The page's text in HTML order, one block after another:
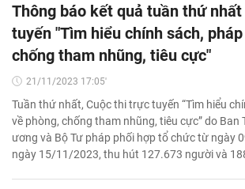
Thông báo kết quả tuần thứ
tuyến "Tìm hiểu chính sách,
chống tham nhũng, tiêu cực"
21/11/2023 17:05'
Tuần thứ nhất, Cuộc thi trực tuyến “Tìm hiểu
về phòng, chống tham nhũng, tiêu cực” do Ban
ương và Bộ Tư pháp phối hợp tổ chức từ ngày
ngày 15/11/2023, thu hút 127.673 người và